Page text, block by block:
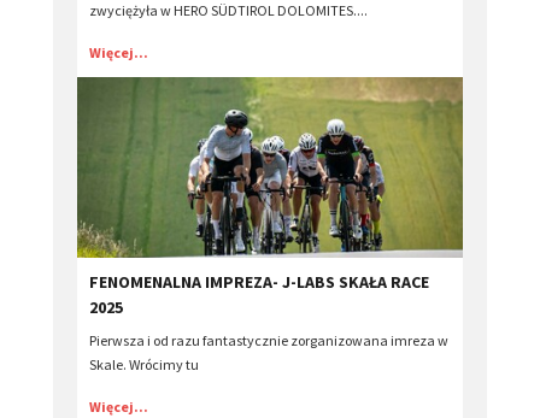
zwyciężyła w HERO SÜDTIROL DOLOMITES....
Więcej...
FENOMENALNA IMPREZA- J-LABS SKAŁA RACE
2025
Pierwsza i od razu fantastycznie zorganizowana imreza w
Skale. Wrócimy tu
Więcej...